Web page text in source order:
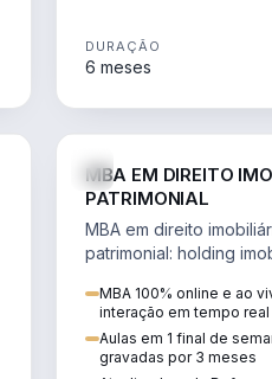
DURAÇÃO
6 meses
MBA EM DIREITO
PATRIMONIAL
MBA em direito
patrimonial: holding
contratos e impactos da
Tributária.
MBA 100% online e ao
interação em tempo real
Aulas em 1 final de
gravadas por 3 meses